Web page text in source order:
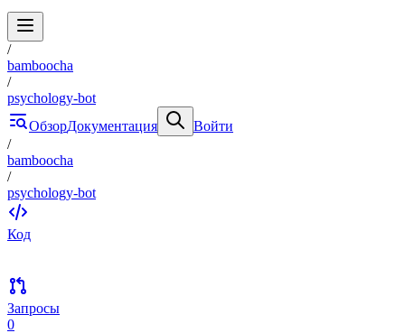
/
bamboocha
/
psychology-bot
ОбзорДокументация
Войти
/
bamboocha
/
psychology-bot
Код
Запросы
0